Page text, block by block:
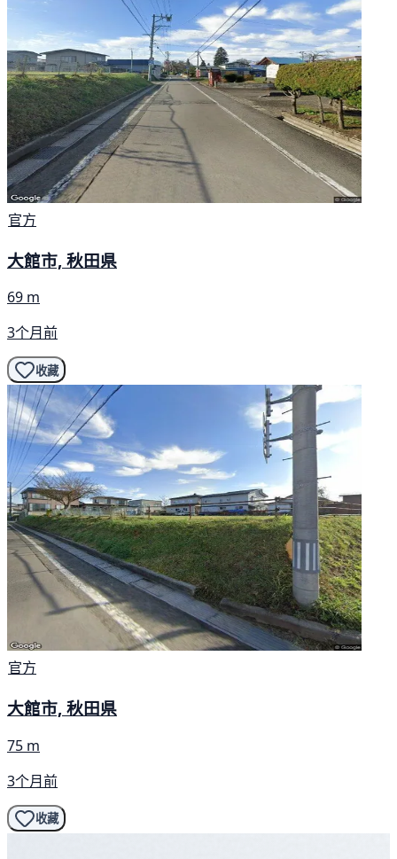
官方
大館市, 秋田県
69 m
3个月前
收藏
官方
大館市, 秋田県
75 m
3个月前
收藏